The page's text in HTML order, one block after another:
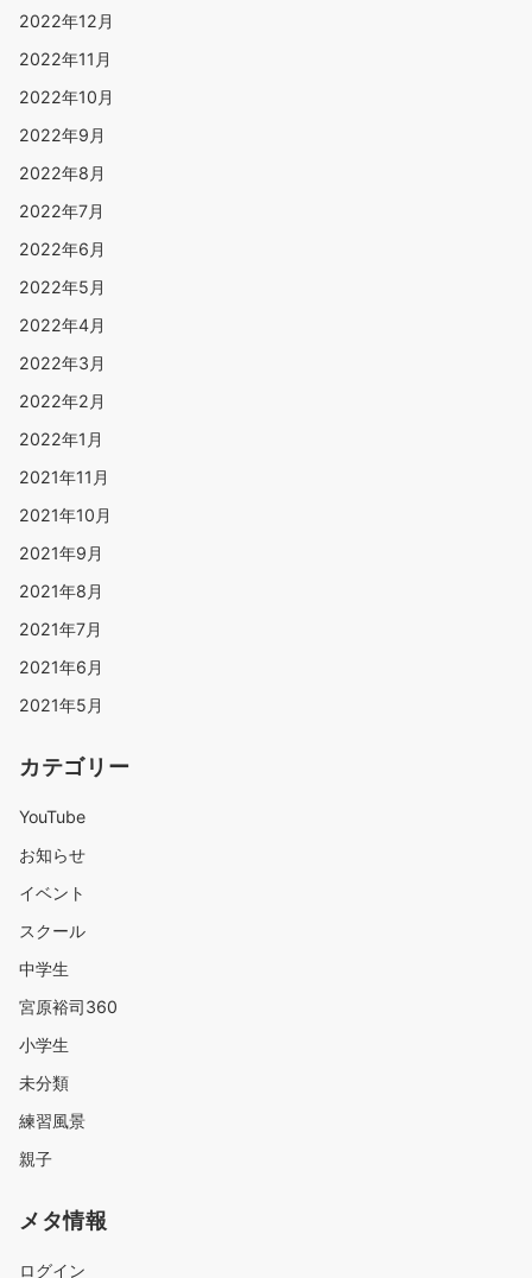
2022年12月
2022年11月
2022年10月
2022年9月
2022年8月
2022年7月
2022年6月
2022年5月
2022年4月
2022年3月
2022年2月
2022年1月
2021年11月
2021年10月
2021年9月
2021年8月
2021年7月
2021年6月
2021年5月
カテゴリー
YouTube
お知らせ
イベント
スクール
中学生
宮原裕司360
小学生
未分類
練習風景
親子
メタ情報
ログイン